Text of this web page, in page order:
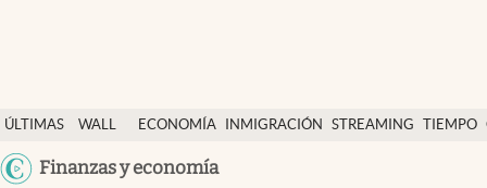
ÚLTIMAS
NOTICIAS
WALL
ECONOMÍA INMIGRACIÓN STREAMING TIEMPO
Finanzas y economía
Finanzas y economía
Wall Street y dólar